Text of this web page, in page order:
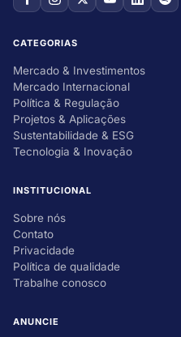
CATEGORIAS
Mercado & Investimentos
Mercado Internacional
Política & Regulação
Projetos & Aplicações
Sustentabilidade & ESG
Tecnologia & Inovação
INSTITUCIONAL
Sobre nós
Contato
Privacidade
Política de qualidade
Trabalhe conosco
ANUNCIE